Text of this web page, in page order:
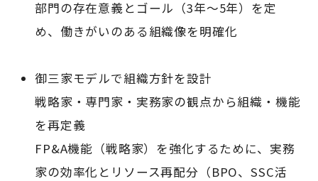
部門の存在意義とゴール（3年～5年）を定
め、働きがいのある組織像を明確化
御三家モデルで組織方針を設計
戦略家・専門家・実務家の観点から組織・機能
を再定義
FP&A機能（戦略家）を強化するために、実務
家の効率化とリソース再配分（BPO、SSC活